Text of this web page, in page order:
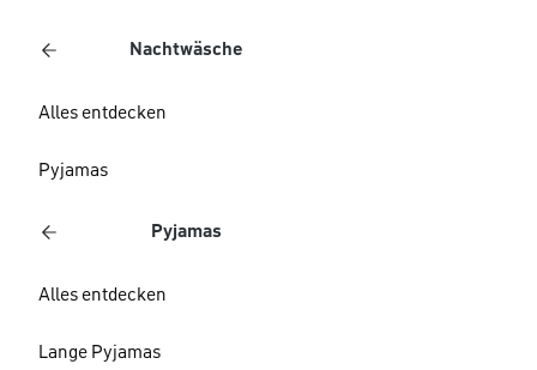
Nachtwäsche
Alles entdecken
Pyjamas
Pyjamas
Alles entdecken
Lange Pyjamas